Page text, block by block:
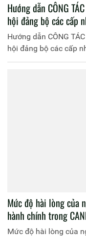
Hướng dẫn CÔNG
hội đảng bộ các cấp
Hướng dẫn CÔNG
hội đảng bộ các cấp
Mức độ hài lòng của
hành chính trong
Mức độ hài lòng của